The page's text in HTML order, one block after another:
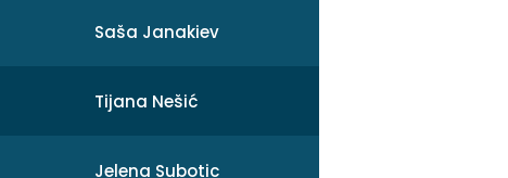
Saša Janakiev
Tijana Nešić
Jelena Subotic